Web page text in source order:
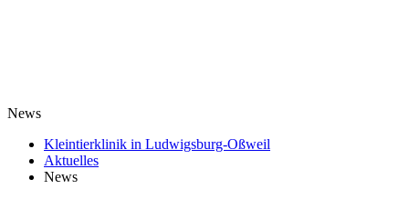
News
Kleintierklinik in Ludwigsburg-Oßweil
Aktuelles
News